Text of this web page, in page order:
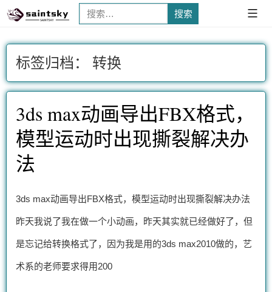
搜
索：
已
展
标签归档： 转换
3ds max动画导出FBX格式，
模型运动时出现撕裂解决办
法
3ds max动画导出FBX格式，模型运动时出现撕裂解决办法
昨天我说了我在做一个小动画，昨天其实就已经做好了，但
是忘记给转换格式了，因为我是用的3ds max2010做的，艺
术系的老师要求得用200